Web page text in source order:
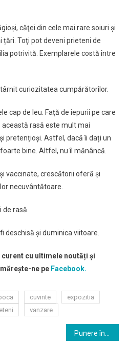
căţei din cele mai rare soiuri şi
țări. Toţi pot deveni prieteni de
potrivită. Exemplarele costă între
curiozitatea cumpărătorilor.
cap de leu. Față de iepurii pe care
rasă este mult mai
pretențioși. Astfel, dacă îi dați un
bine. Altfel, nu îl mănâncă.
vaccinate, crescătorii oferă și
necuvântătoare.
de rasă.
deschisă şi duminica viitoare.
curent cu ultimele noutăți și
ne peFacebook.
cuvinte
expozitia
vanzare